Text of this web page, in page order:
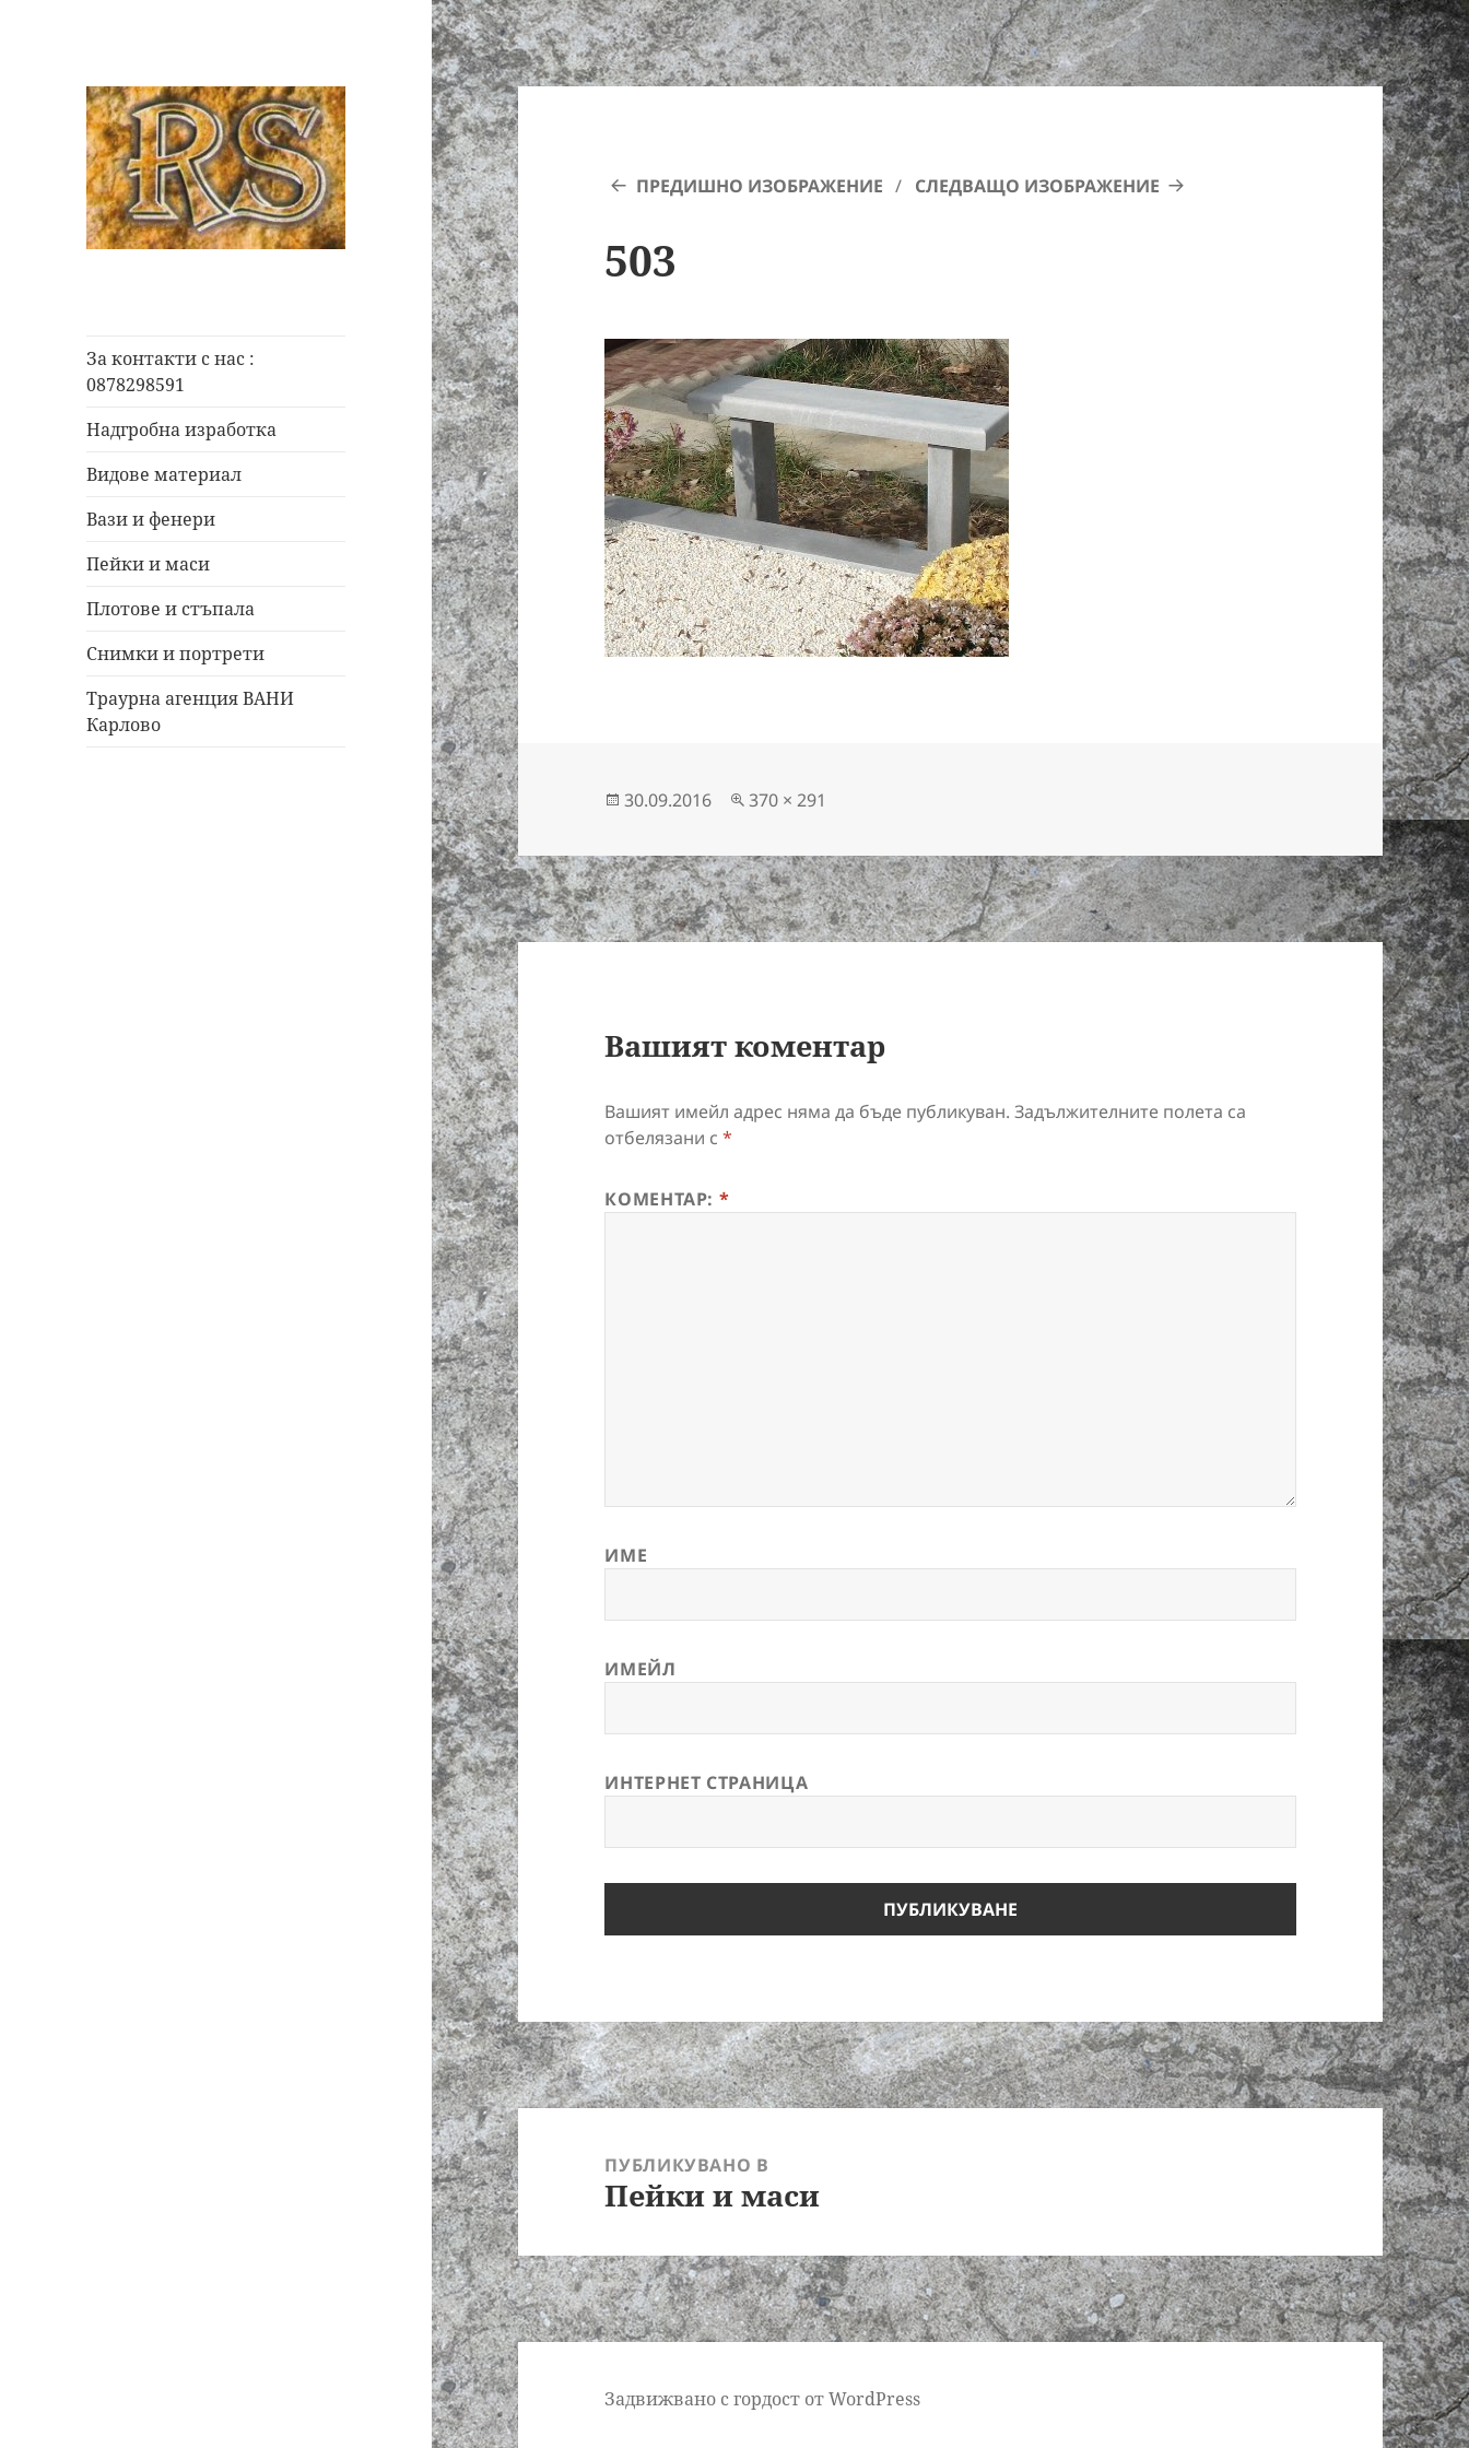
Каменоделски
услуги
За контакти с нас :
0878298591
Надгробна изработка
Видове материал
Вази и фенери
Пейки и маси
Плотове и стъпала
Снимки и портрети
Траурна агенция ВАНИ
Карлово
ПРЕДИШНО ИЗОБРАЖЕНИЕ СЛЕДВАЩО ИЗОБРАЖЕНИЕ
503
Публикувано
30.09.2016
Пълен
370 × 291
Вашият коментар
Вашият имейл адрес няма да бъде публикуван. Задължителните полета са
отбелязани с*
КОМЕНТАР: *
ИМЕ
ИМЕЙЛ
ИНТЕРНЕТ СТРАНИЦА
Навигация
ПУБЛИКУВАНО В
Пейки и маси
Задвижвано с гордост от WordPress